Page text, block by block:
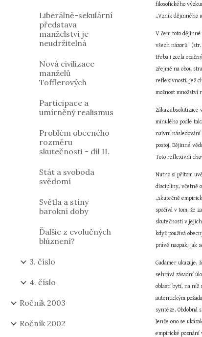
Liberálně-sekulární
představa
manželství je
neudržitelná
Nová civilizace
manželů
Tofflerových
Participace a
umírněný realismus
Problém obecného
rozměru
skutečnosti - díl II.
Stát a svoboda
svědomí
Světla a stíny
barokní doby
Ďalšie z evolučných
blúznení?
3. číslo
4. číslo
Ročník 2003
Ročník 2002
filosofického
„Vznik dějinného
V čem toto
všech názorů"
třeba i zcela
zřejmě na obou
reflexivnosti, jež
možnost množství
Zákaz
minulého podle
naivní
postoj. Dějinné
Toto reflexivní
Nutno si přitom
disciplíny, včetně
„skutečně
spočívá v tom, že
skutečnosti v
když používá
právě naopak, jak
Gadamer ukazuje,
sehrává zásadní
oblasti bytí, na níž
autentickým
syntéze. Obdobná
Jenže ono se
empirické poznání